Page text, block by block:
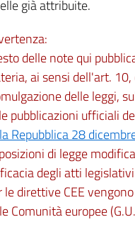
già attribuite.
delle note qui
ai sensi dell'art.
delle leggi,
pubblicazioni ufficiali
Repubblica 28
di legge
degli atti
le direttive CEE
Comunità europee